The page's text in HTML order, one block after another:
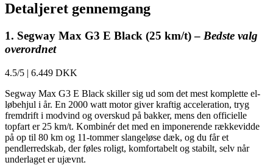
Detaljeret gennemgang
1. Segway Max G3 E Black (25 km/t) – Bedste valg
overordnet
4.5/5 | 6.449 DKK
Segway Max G3 E Black skiller sig ud som det mest komplette el-
løbehjul i år. En 2000 watt motor giver kraftig acceleration, tryg
fremdrift i modvind og overskud på bakker, mens den officielle
topfart er 25 km/t. Kombinér det med en imponerende rækkevidde
på op til 80 km og 11-tommer slangeløse dæk, og du får et
pendlerredskab, der føles roligt, komfortabelt og stabilt, selv når
underlaget er ujævnt.